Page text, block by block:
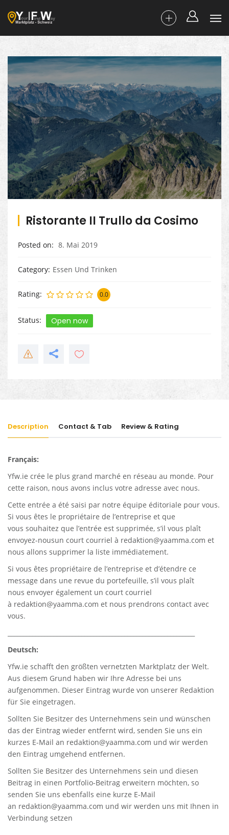
Ristorante II Trullo da Cosimo
Posted on 8. Mai 2019
Category Essen Und Trinken
Rating 0.0
Status Open now
Description Contact & Tab Review & Rating
Français:
Yfw.ie crée le plus grand marché en réseau au monde. Pour
cette raison, nous avons inclus votre adresse avec nous.
Cette entrée a été saisi par notre équipe éditoriale pour vous.
Si vous êtes le propriétaire de l’entreprise et que
vous souhaitez que l’entrée est supprimée, s’il vous plaît
envoyez-nousun court courriel à redaktion@yaamma.com et
nous allons supprimer la liste immédiatement.
Si vous êtes propriétaire de l’entreprise et d’étendre ce
message dans une revue du portefeuille, s’il vous plaît
nous envoyer également un court courriel
à redaktion@yaamma.com et nous prendrons contact avec
vous.
Deutsch:
Yfw.ie schafft den größten vernetzten Marktplatz der Welt.
Aus diesem Grund haben wir Ihre Adresse bei uns
aufgenommen. Dieser Eintrag wurde von unserer Redaktion
für Sie eingetragen.
Sollten Sie Besitzer des Unternehmens sein und wünschen
das der Eintrag wieder entfernt wird, senden Sie uns ein
kurzes E-Mail an redaktion@yaamma.com und wir werden
den Eintrag umgehend entfernen.
Sollten Sie Besitzer des Unternehmens sein und diesen
Beitrag in einen Portfolio-Beitrag erweitern möchten, so
senden Sie uns ebenfalls eine kurze E-Mail
an redaktion@yaamma.com und wir werden uns mit Ihnen in
Verbindung setzen